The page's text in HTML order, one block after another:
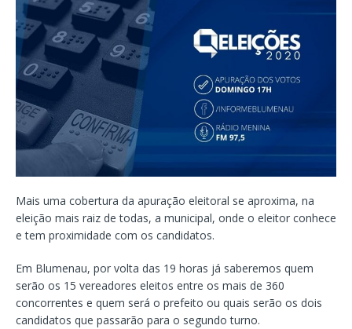
Mais uma cobertura da apuração eleitoral se aproxima, na
eleição mais raiz de todas, a municipal, onde o eleitor conhece
e tem proximidade com os candidatos.
Em Blumenau, por volta das 19 horas já saberemos quem
serão os 15 vereadores eleitos entre os mais de 360
concorrentes e quem será o prefeito ou quais serão os dois
candidatos que passarão para o segundo turno.